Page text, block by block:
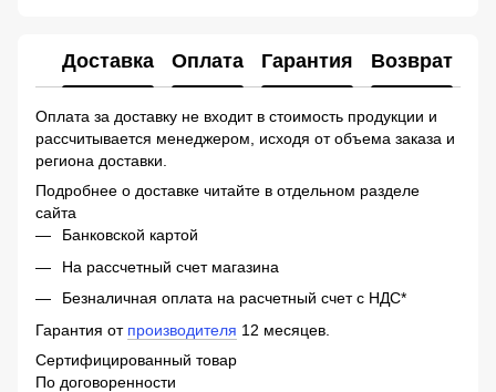
Доставка Оплата Гарантия Возврат
Оплата за доставку не входит в стоимость продукции и
рассчитывается менеджером, исходя от объема заказа и
региона доставки.
Подробнее о доставке читайте в отдельном разделе
сайта
Банковской картой
На рассчетный счет магазина
Безналичная оплата на расчетный счет с НДС*
Гарантия от производителя 12 месяцев.
Сертифицированный товар
По договоренности